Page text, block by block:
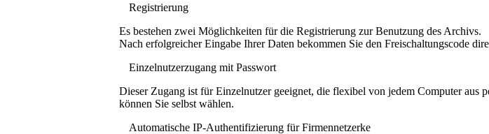
Registrierung
Es bestehen zwei Möglichkeiten für die Registrierung zur Benutzung des Archivs.
Nach erfolgreicher Eingabe Ihrer Daten bekommen Sie den Freischaltungscode
Einzelnutzerzugang mit Passwort
Dieser Zugang ist für Einzelnutzer geeignet, die flexibel von jedem Computer aus
können Sie selbst wählen.
Automatische IP-Authentifizierung für Firmennetzerke